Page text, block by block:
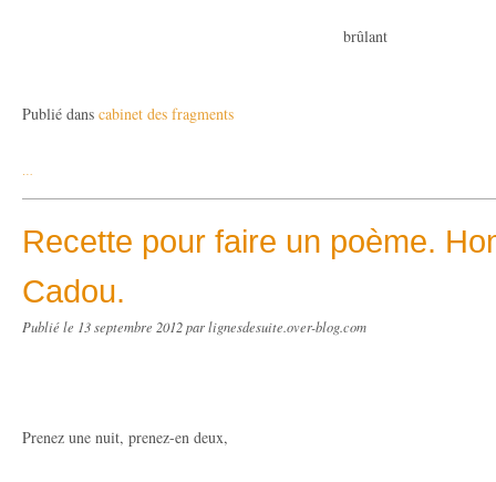
brûlant
Publié dans cabinet des fragments
…
Recette pour faire un poème.
Cadou.
Publié le 13 septembre 2012par lignesdesuite.over-blog.com
Prenez une nuit, prenez-en deux,